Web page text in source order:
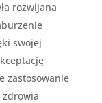
rozwijana
swojej
zastosowanie